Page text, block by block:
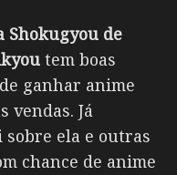
de
tem boas
ganhar anime
vendas. Já
sobre ela e outras
chance de anime